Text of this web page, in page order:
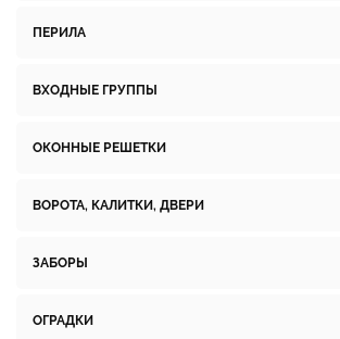
ПЕРИЛА
ВХОДНЫЕ ГРУППЫ
ОКОННЫЕ РЕШЕТКИ
ВОРОТА, КАЛИТКИ, ДВЕРИ
ЗАБОРЫ
ОГРАДКИ